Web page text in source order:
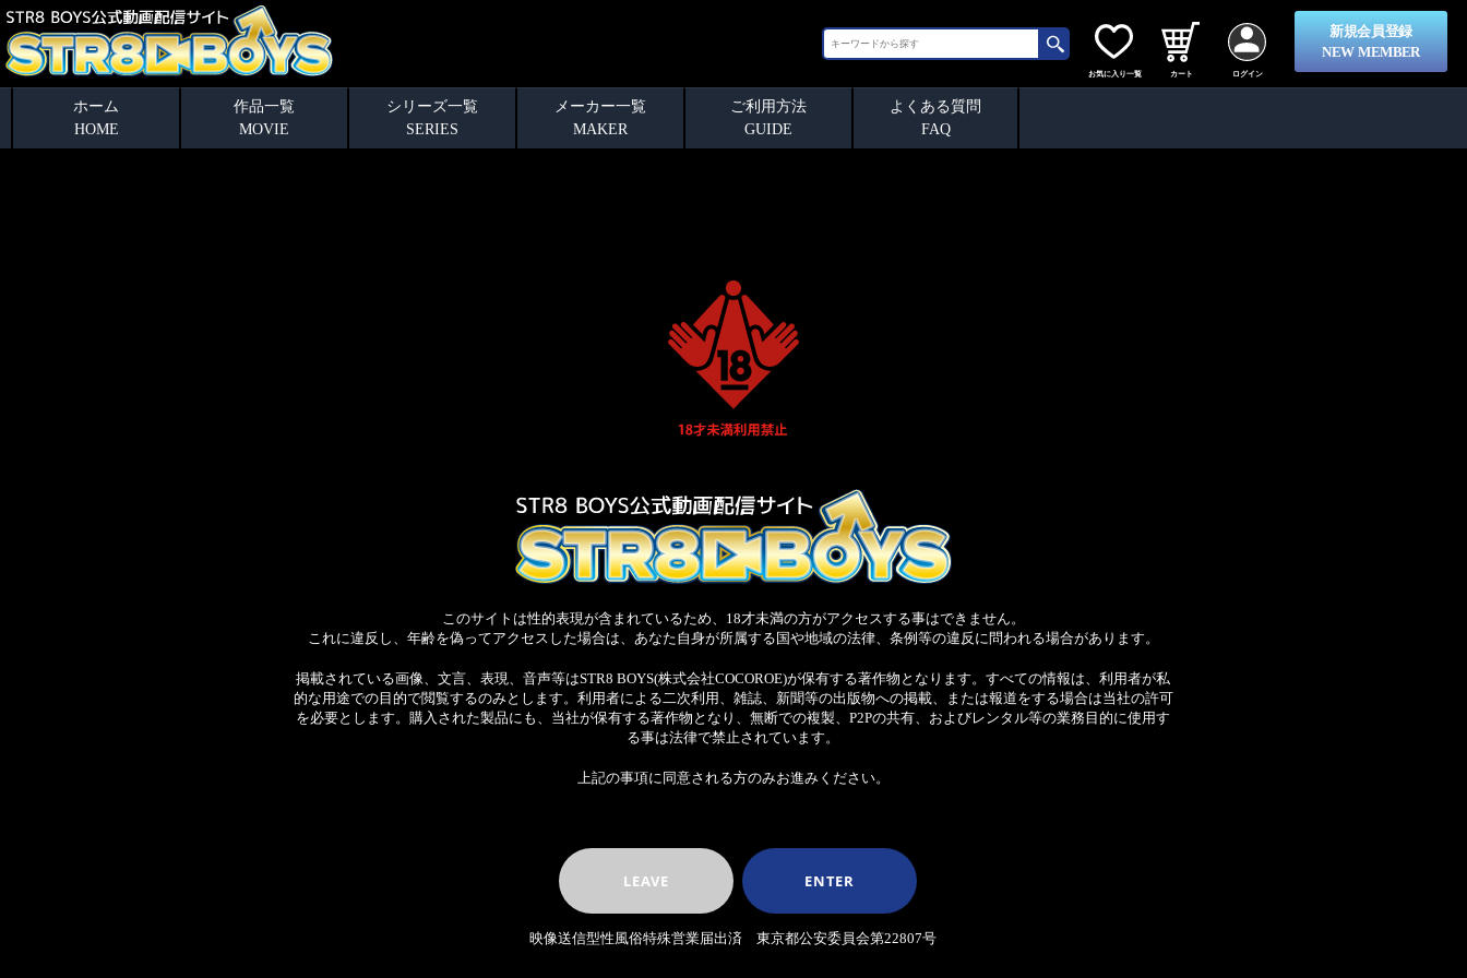
お気に入り一覧 カート ログイン
新規会員登録
NEW MEMBER
ホーム
HOME
作品一覧
MOVIE
シリーズ一覧
SERIES
メーカー一覧
MAKER
ご利用方法
GUIDE
よくある質問
FAQ
このサイトは性的表現が含まれているため、18才未満の方がアクセスする事はできません。
これに違反し、年齢を偽ってアクセスした場合は、あなた自身が所属する国や地域の法律、条例等の違反に問われる場合があります。
掲載されている画像、文言、表現、音声等はSTR8 BOYS(株式会社COCOROE)が保有する著作物となります。すべての情報は、利用者が私
的な用途での目的で閲覧するのみとします。利用者による二次利用、雑誌、新聞等の出版物への掲載、または報道をする場合は当社の許可
を必要とします。購入された製品にも、当社が保有する著作物となり、無断での複製、P2Pの共有、およびレンタル等の業務目的に使用す
る事は法律で禁止されています。
上記の事項に同意される方のみお進みください。
LEAVE ENTER
映像送信型性風俗特殊営業届出済 東京都公安委員会第22807号